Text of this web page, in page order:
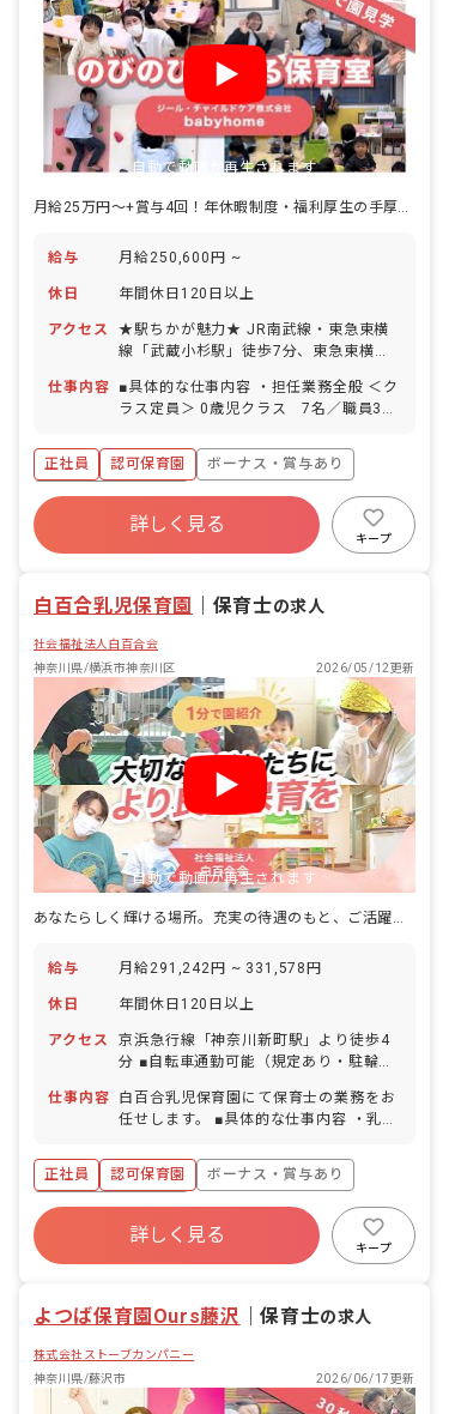
自動で動画が再生されます
月給25万円～+賞与4回！年休暇制度・福利厚生の手厚さに自信アリ！
給与 月給250,600円 ~
休日 年間休日120日以上
アクセス
★駅ちかが魅力★ JR南武線・東急東横
線「武蔵小杉駅」徒歩7分、東急東横線
ピングモールがあり、仕事帰りにショッ
ピングも楽しめます！新丸子駅付近に
も便利です。
仕事内容
■具体的な仕事内容 ・担任業務全般 ＜ク
ラス定員＞ 0歳児クラス 7名／職員3名
ス 19名／職員4名 3歳児クラス 20名
／職員2名 4歳児クラス 20名／職員2名
5歳児クラス 20名／職員2名 ※フリー4
名、主任1名になります。 ■保育理念
（保育への想い・大切にしていることな
者のサポートも大切に考えています。ま
ます。baby homeは体験と主体性を大切
に保育計画を考えており、英語、リトミ
ック、サッカー、スイミングなど幼児教
育を実践しています。総床面積が493平
米の園内では広々と保育が行なえます
よ！
正社員 認可保育園
ボーナス・賞与あり
年間休日120日以上
寮・住宅・家賃補助あり
社会保険完備
残業少なめ
詳しく見る
キープ
白百合乳児保育園 保育士の求人
社会福祉法人白百合会
神奈川県/横浜市神奈川区
2026/05/12更新
自動で動画が再生されます
給与 月給291,242円 ~ 331,578円
休日 年間休日120日以上
アクセス
京浜急行線「神奈川新町駅」より徒歩4
分 ■自転車通勤可能（規定あり・駐輪場
可
仕事内容
白百合乳児保育園にて保育士の業務をお
任せします。 ■具体的な仕事内容 ・乳幼
正社員
認可保育園
ボーナス・賞与あり
年間休日120日以上
寮・住宅・家賃補助あり
社会保険完備
残業少なめ
詳しく見る
キープ
よつば保育園Ours藤沢 ｜保育士の求人
株式会社ストーブカンパニー
神奈川県/藤沢市
2026/06/17更新